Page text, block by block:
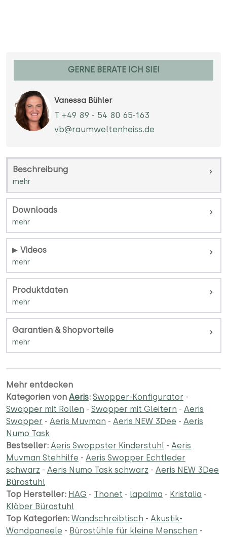
GERNE BERATE ICH SIE!
Vanessa Bühler
T +49 89 - 54 80 65-163
vb@raumweltenheiss.de
Beschreibung
Downloads
Videos
Produktdaten
Garantien & Shopvorteile
Mehr entdecken
Kategorien von Aeris: Swopper-Konfigurator -
Swopper mit Rollen - Swopper mit Gleitern - Aeris
Swopper - Aeris Muvman - Aeris NEW 3Dee - Aeris
Numo Task
Bestseller: Aeris Swoppster Kinderstuhl - Aeris
Muvman Stehhilfe - Aeris Swopper Echtleder
schwarz - Aeris Numo Task schwarz - Aeris NEW 3Dee
Bürostuhl
Top Hersteller: HAG - Thonet - lapalma - Kristalia -
Klöber Bürostuhl
Top Kategorien: Wandschreibtisch - Akustik-
Wandpaneele - Bürostühle für kleine Menschen -